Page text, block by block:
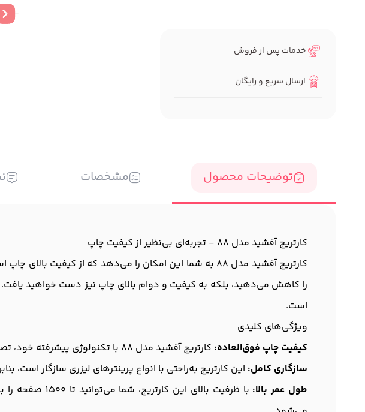
خدمات پس از فروش
ارسال سریع و رایگان
توضیحات محصول مشخصات
کارتریج آفشید مدل 88 - تجربه‌ای بی‌نظیر از کیفیت چاپ
کارتریج آفشید مدل 88 به شما این امکان را می‌دهد که از
را کاهش می‌دهید، بلکه به کیفیت و دوام بالای چاپ نیز دست خواهید یافت.
است.
ویژگی‌های کلیدی
کیفیت چاپ فوق‌العاده: کارتریج آفشید مدل 88 با تکنولوژی پیشرفته خود، تصاویری با وضوح بالا و رنگ‌های زنده تولید می‌کند.
سازگاری کامل: این کارتریج به‌راحتی با انواع پرینترهای لیزری سازگار است،
طول عمر بالا:
با ظرفیت